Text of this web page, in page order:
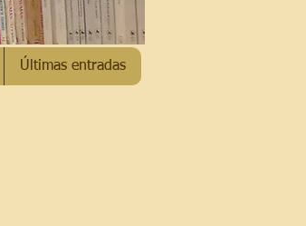
Últimas entradas